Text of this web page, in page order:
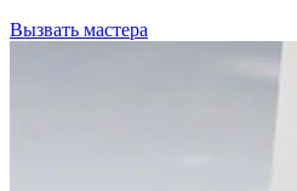
Вызвать мастера